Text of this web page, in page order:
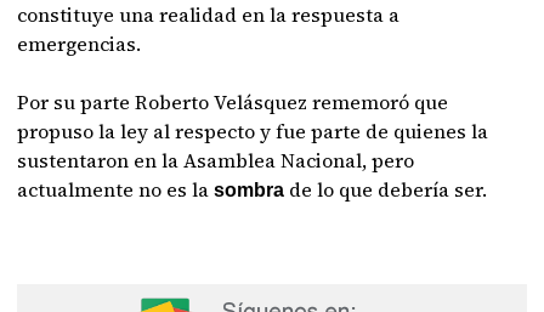
constituye una realidad en la respuesta a
emergencias.
Por su parte Roberto Velásquez rememoró que
propuso la ley al respecto y fue parte de quienes la
sustentaron en la Asamblea Nacional, pero
actualmente no es lasombra de lo que debería ser.